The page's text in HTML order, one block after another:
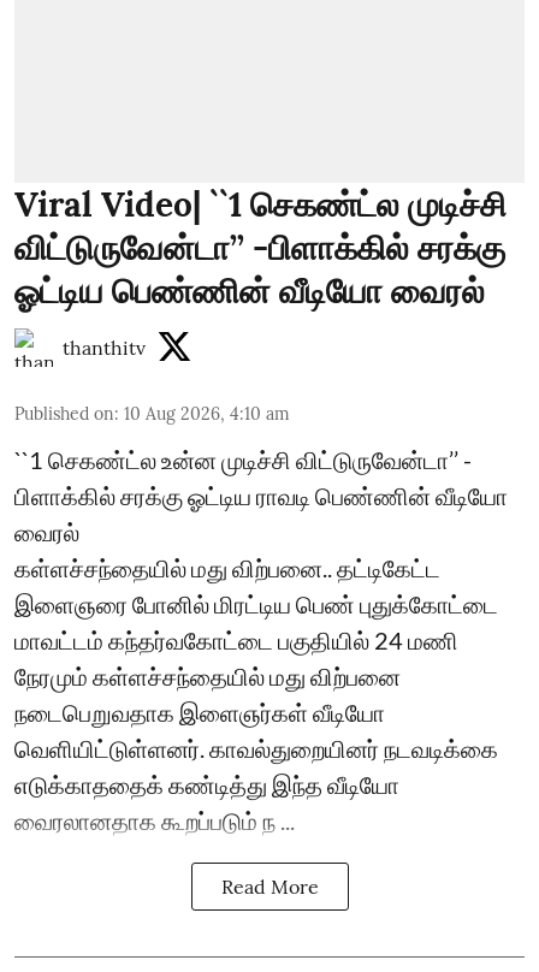
Viral Video| ``1 செகண்ட்ல முடிச்சி
விட்டுருவேன்டா’’ -பிளாக்கில் சரக்கு
ஓட்டிய பெண்ணின் வீடியோ வைரல்
thanthitv
Published on: 10 Aug 2026, 4:10 am
``1 செகண்ட்ல உன்ன முடிச்சி விட்டுருவேன்டா’’ -
பிளாக்கில் சரக்கு ஓட்டிய ராவடி பெண்ணின் வீடியோ
வைரல்
கள்ளச்சந்தையில் மது விற்பனை.. தட்டிகேட்ட
இளைஞரை போனில் மிரட்டிய பெண் புதுக்கோட்டை
மாவட்டம் கந்தர்வகோட்டை பகுதியில் 24 மணி
நேரமும் கள்ளச்சந்தையில் மது விற்பனை
நடைபெறுவதாக இளைஞர்கள் வீடியோ
வெளியிட்டுள்ளனர். காவல்துறையினர் நடவடிக்கை
எடுக்காததைக் கண்டித்து இந்த வீடியோ
வைரலானதாக கூறப்படும் ந ...
Read More